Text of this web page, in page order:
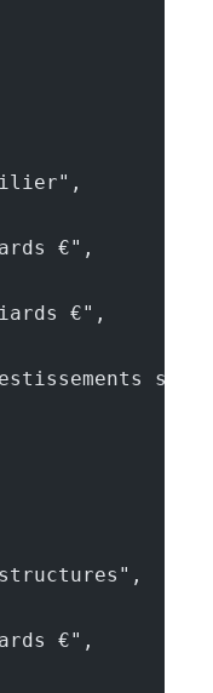
€",
€",
€",